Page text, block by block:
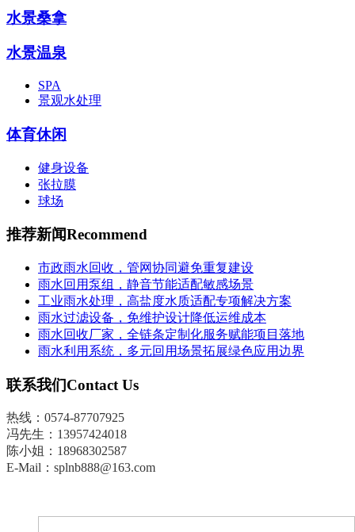
水景桑拿
水景温泉
SPA
景观水处理
体育休闲
健身设备
张拉膜
球场
推荐新闻Recommend
市政雨水回收，管网协同避免重复建设
雨水回用泵组，静音节能适配敏感场景
工业雨水处理，高盐度水质适配专项解决方案
雨水过滤设备，免维护设计降低运维成本
雨水回收厂家，全链条定制化服务赋能项目落地
雨水利用系统，多元回用场景拓展绿色应用边界
联系我们Contact Us
热线：0574-87707925
冯先生 ： 13957424018
陈小姐：18968302587
E-Mail：splnb888@163.com